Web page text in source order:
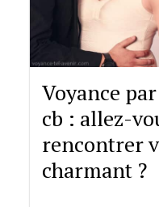
Voyance
cb : allez-
rencontrer
charmant ?